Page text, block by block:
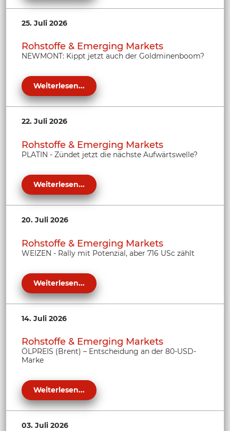
25. Juli 2026
Rohstoffe & Emerging Markets
NEWMONT: Kippt jetzt auch der Goldminenboom?
Weiterlesen...
22. Juli 2026
Rohstoffe & Emerging Markets
PLATIN - Zündet jetzt die nächste Aufwärtswelle?
Weiterlesen...
20. Juli 2026
Rohstoffe & Emerging Markets
WEIZEN - Rally mit Potenzial, aber 716 USc zählt
Weiterlesen...
14. Juli 2026
Rohstoffe & Emerging Markets
ÖLPREIS (Brent) – Entscheidung an der 80-USD-
Marke
Weiterlesen...
03. Juli 2026